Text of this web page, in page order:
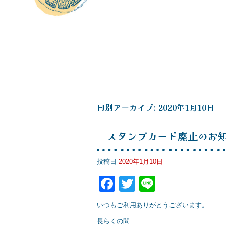
日別アーカイブ: 2020年1月10日
スタンプカード廃止のお
投稿日 2020年1月10日
F
a
c
T
wi n
いつもご利用ありがとうございます。
長らくの間